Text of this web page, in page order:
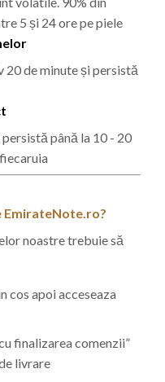
5 și 24 ore pe piele
de minute și persistă
până la 10 - 20
EmirateNote.ro?
noastre trebuie să
cos apoi acceseaza
finalizarea comenzii”
livrare